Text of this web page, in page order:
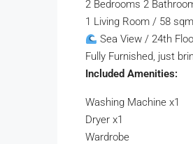
2 Bedrooms 2
1 Living Room / 58 sqm
Sea View / 24th
Fully Furnished, just
Included Amenities:
Washing Machine x1
Dryer x1
Wardrobe